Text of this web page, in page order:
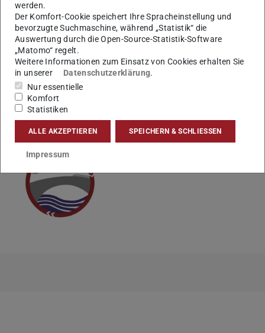
schnellstmöglich um Ihr Anliegen.
Vielen Dank.
Ihr Studienbüro
werden.
Der Komfort-Cookie speichert Ihre Spracheinstellung und
bevorzugte Suchmaschine, während „Statistik“ die
Auswertung durch die Open-Source-Statistik-Software
„Matomo“ regelt.
Weitere Informationen zum Einsatz von Cookies erhalten Sie
in unserer
Datenschutzerklärung.
Nur essentielle
Komfort
Statistiken
ALLE AKZEPTIEREN SPEICHERN & SCHLIESSEN
Impressum